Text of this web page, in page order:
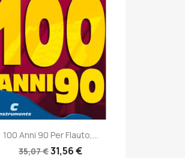
100 Anni 90 Per Flauto,...
35,07 €31,56 €